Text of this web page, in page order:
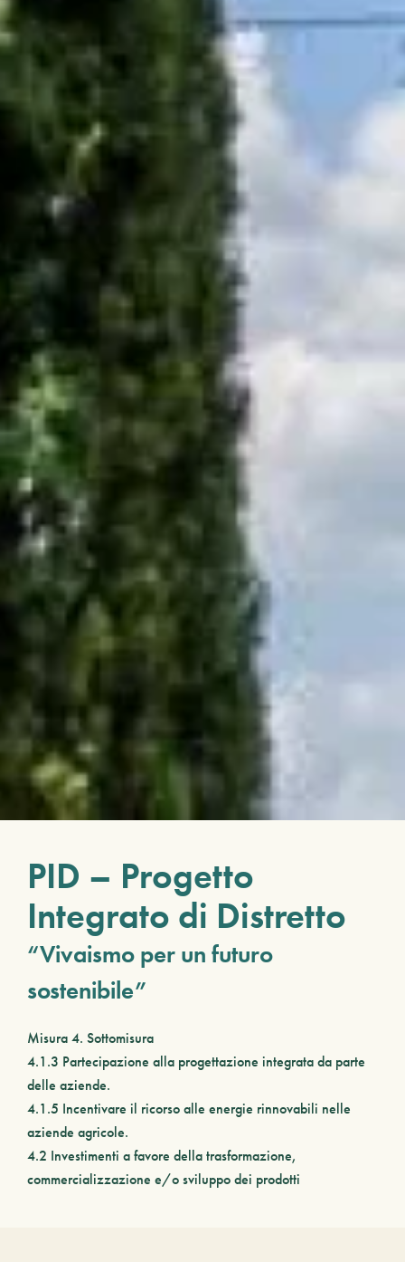
PID – Progetto
Integrato di Distretto
“Vivaismo per un futuro
sostenibile”
Misura 4. Sottomisura
4.1.3 Partecipazione alla progettazione integrata da parte
delle aziende.
4.1.5 Incentivare il ricorso alle energie rinnovabili nelle
aziende agricole.
4.2 Investimenti a favore della trasformazione,
commercializzazione e/o sviluppo dei prodotti